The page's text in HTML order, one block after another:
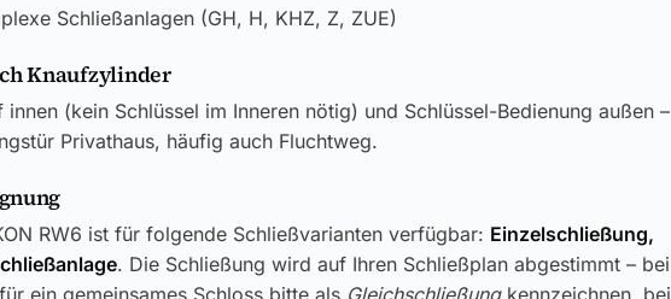
Schließanlagen (GH, H, KHZ, Z, ZUE)
Knaufzylinder
(kein Schlüssel im Inneren nötig) und Schlüssel-Bedienung außen –
Privathaus, häufig auch Fluchtweg.
RW6 ist für folgende Schließvarianten verfügbar: Einzelschließung,
. Die Schließung wird auf Ihren Schließplan abgestimmt – bei